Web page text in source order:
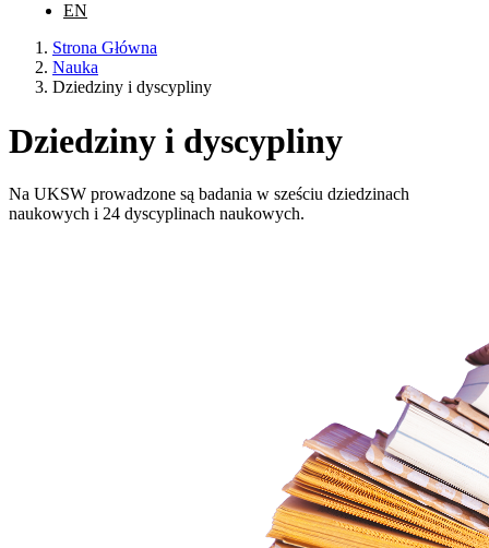
EN
Strona Główna
Nauka
Dziedziny i dyscypliny
Dziedziny i dyscypliny
Na UKSW prowadzone są badania w sześciu dziedzinach
naukowych i 24 dyscyplinach naukowych.